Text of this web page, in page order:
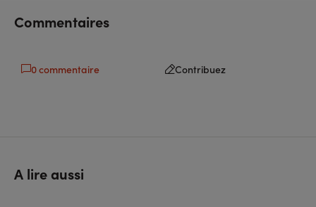
Commentaires
0 commentaire Contribuez
A lire aussi